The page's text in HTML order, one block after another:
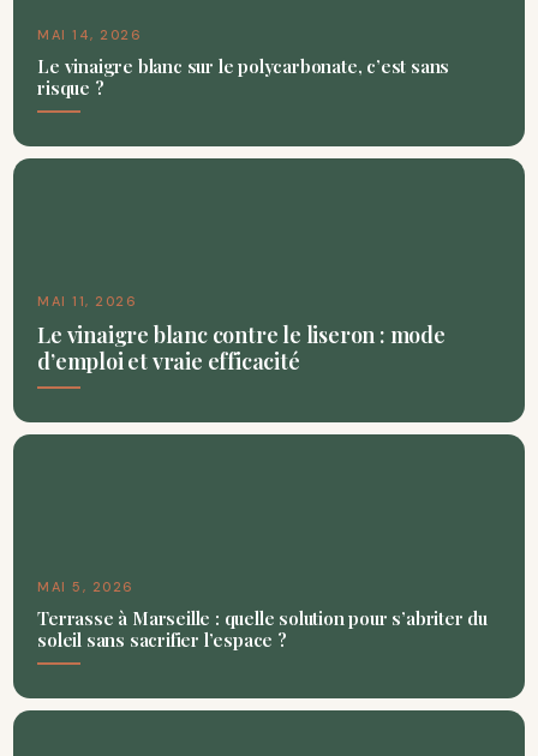
MAI 14, 2026
Le vinaigre blanc sur le polycarbonate, c’est sans
risque ?
MAI 11, 2026
Le vinaigre blanc contre le liseron : mode
d’emploi et vraie efficacité
MAI 5, 2026
Terrasse à Marseille : quelle solution pour s’abriter du
soleil sans sacrifier l’espace ?